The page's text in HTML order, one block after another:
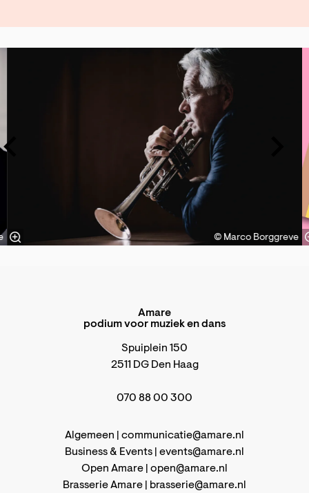
© Marco Borggreve
Amare
podium voor muziek en dans
Spuiplein 150
2511 DG Den Haag
070 88 00 300
Algemeen | communicatie@amare.nl
Business & Events | events@amare.nl
Open Amare | open@amare.nl
Brasserie Amare |
brasserie@amare.nl